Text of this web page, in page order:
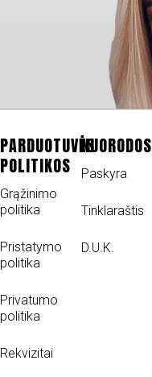
PARDUOTUVĖS
POLITIKOS
Grąžinimo
politika
Pristatymo
politika
Privatumo
politika
Rekvizitai
NUORODOS
Paskyra
Tinklaraštis
D.U.K.